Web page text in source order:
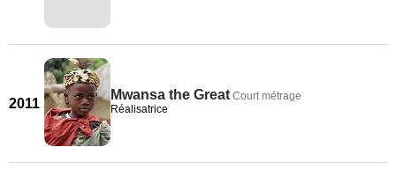
2011
Mwansa the Great Court métrage
Réalisatrice